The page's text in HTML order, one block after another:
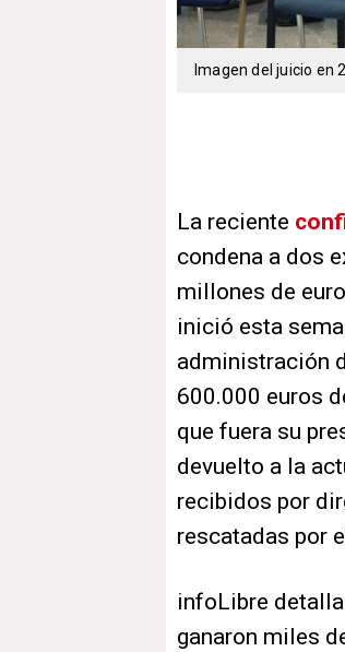
Imagen del juicio en
La reciente
condena a dos
millones de
inició esta
administración
600.000 euros
que fuera su
devuelto a la
recibidos por
rescatadas por
infoLibre
ganaron miles